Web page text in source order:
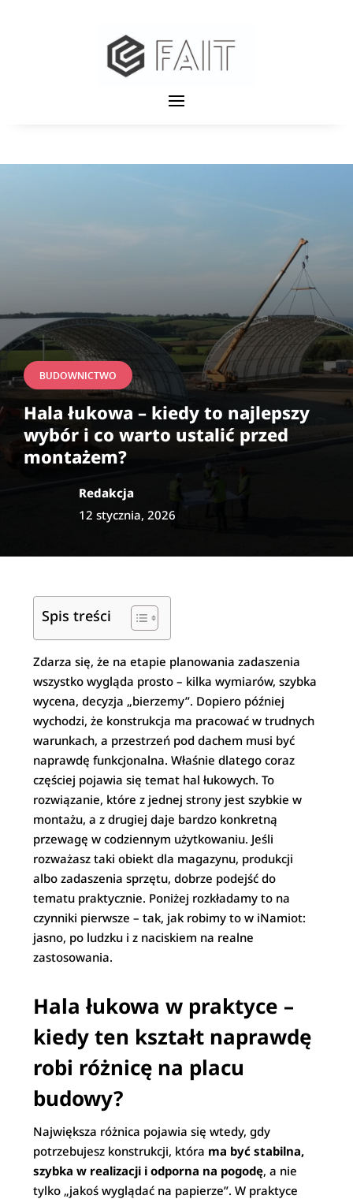
BUDOWNICTWO
Hala łukowa – kiedy to najlepszy
wybór i co warto ustalić przed
montażem?
Redakcja
12 stycznia, 2026
Spis treści
Zdarza się, że na etapie planowania zadaszenia
wszystko wygląda prosto – kilka wymiarów, szybka
wycena, decyzja „bierzemy”. Dopiero później
wychodzi, że konstrukcja ma pracować w trudnych
warunkach, a przestrzeń pod dachem musi być
naprawdę funkcjonalna. Właśnie dlatego coraz
częściej pojawia się temat hal łukowych. To
rozwiązanie, które z jednej strony jest szybkie w
montażu, a z drugiej daje bardzo konkretną
przewagę w codziennym użytkowaniu. Jeśli
rozważasz taki obiekt dla magazynu, produkcji
albo zadaszenia sprzętu, dobrze podejść do
tematu praktycznie. Poniżej rozkładamy to na
czynniki pierwsze – tak, jak robimy to w iNamiot:
jasno, po ludzku i z naciskiem na realne
zastosowania.
Hala łukowa w praktyce –
kiedy ten kształt naprawdę
robi różnicę na placu
budowy?
Największa różnica pojawia się wtedy, gdy
potrzebujesz konstrukcji, która ma być stabilna,
szybka w realizacji i odporna na pogodę, a nie
tylko „jakoś wyglądać na papierze”. W praktyce